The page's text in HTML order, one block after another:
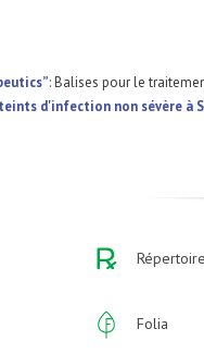
: Balises pour le
d'infection non sévère à
Répertoire
Folia